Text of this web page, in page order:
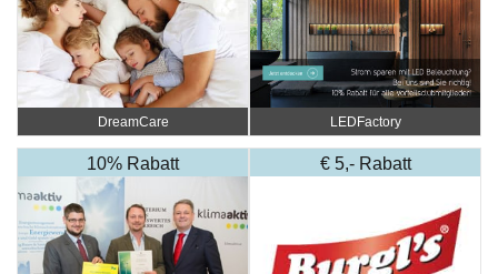
DreamCare LEDFactory
10% Rabatt € 5,- Rabatt